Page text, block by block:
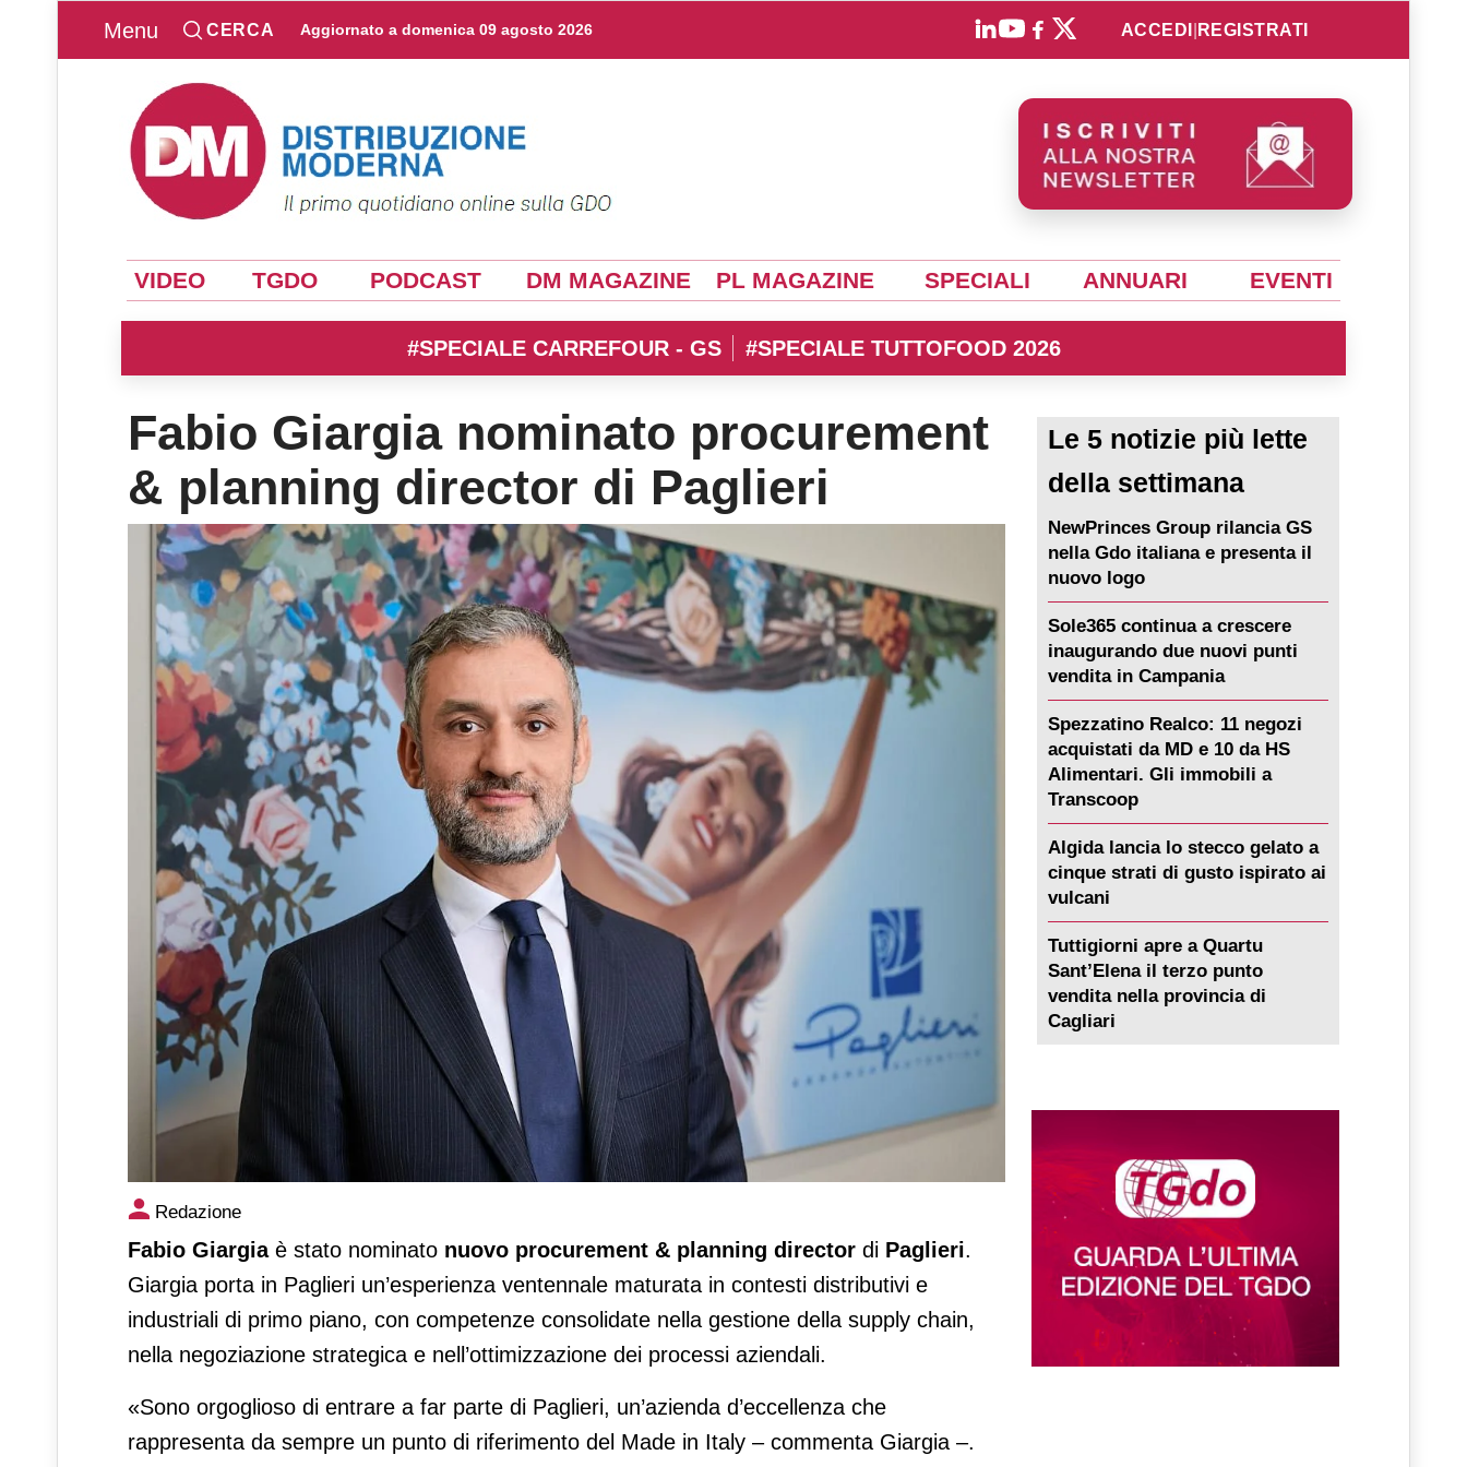
Menu CERCA Aggiornato a domenica 09 agosto 2026 ACCEDI REGISTRATI
VIDEO TGDO PODCAST DM MAGAZINE PL MAGAZINE SPECIALI ANNUARI EVENTI
#SPECIALE CARREFOUR - GS #SPECIALE TUTTOFOOD 2026
Fabio Giargia nominato procurement
& planning director di Paglieri
Fabio Giargia nominato procurement & planning director di Paglieri
Redazione
Fabio Giargiaè stato nominato nuovo procurement & planning director di Paglieri.
Giargia porta in Paglieri un’esperienza ventennale maturata in contesti distributivi e
industriali di primo piano, con competenze consolidate nella gestione della supply chain,
nella negoziazione strategica e nell’ottimizzazione dei processi aziendali.
«Sono orgoglioso di entrare a far parte di Paglieri, un’azienda d’eccellenza che
rappresenta da sempre un punto di riferimento del Made in Italy – commenta Giargia –.
Le 5 notizie più lette
della settimana
NewPrinces Group rilancia GS
nella Gdo italiana e presenta il
nuovo logo
Sole365 continua a crescere
inaugurando due nuovi punti
vendita in Campania
Spezzatino Realco: 11 negozi
acquistati da MD e 10 da HS
Alimentari. Gli immobili a
Transcoop
Algida lancia lo stecco gelato a
cinque strati di gusto ispirato ai
vulcani
Tuttigiorni apre a Quartu
Sant’Elena il terzo punto
vendita nella provincia di
Cagliari